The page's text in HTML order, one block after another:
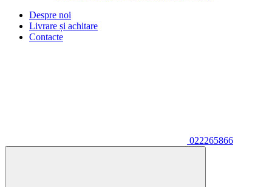
Despre noi
Livrare și achitare
Contacte
022265866